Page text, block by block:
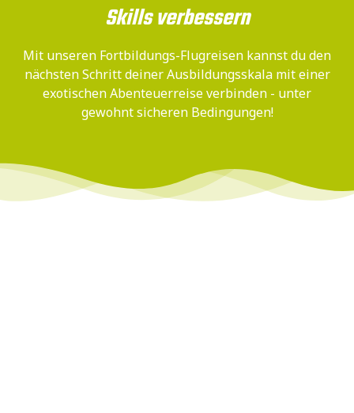
Skills verbessern
Mit unseren Fortbildungs-Flugreisen kannst du den
nächsten Schritt deiner Ausbildungsskala mit einer
exotischen Abenteuerreise verbinden - unter
gewohnt sicheren Bedingungen!